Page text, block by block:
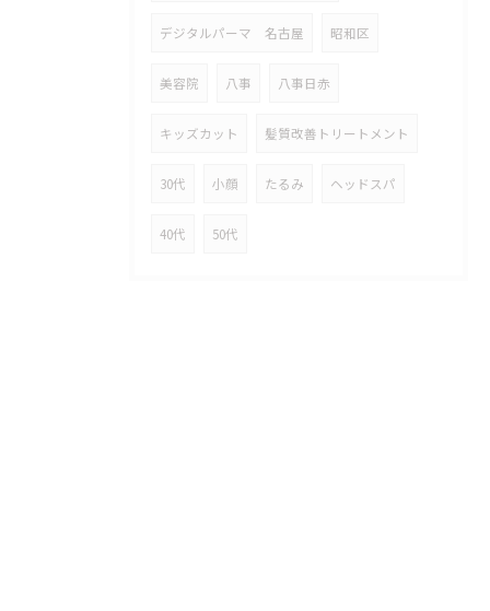
デジタルパーマ 名古屋 昭和区
美容院 八事 八事日赤
キッズカット 髪質改善トリートメント
30代 小顔 たるみ ヘッドスパ
40代 50代